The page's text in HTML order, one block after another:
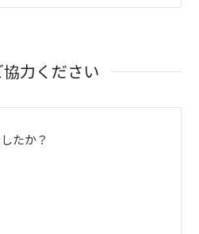
力ください
たか？